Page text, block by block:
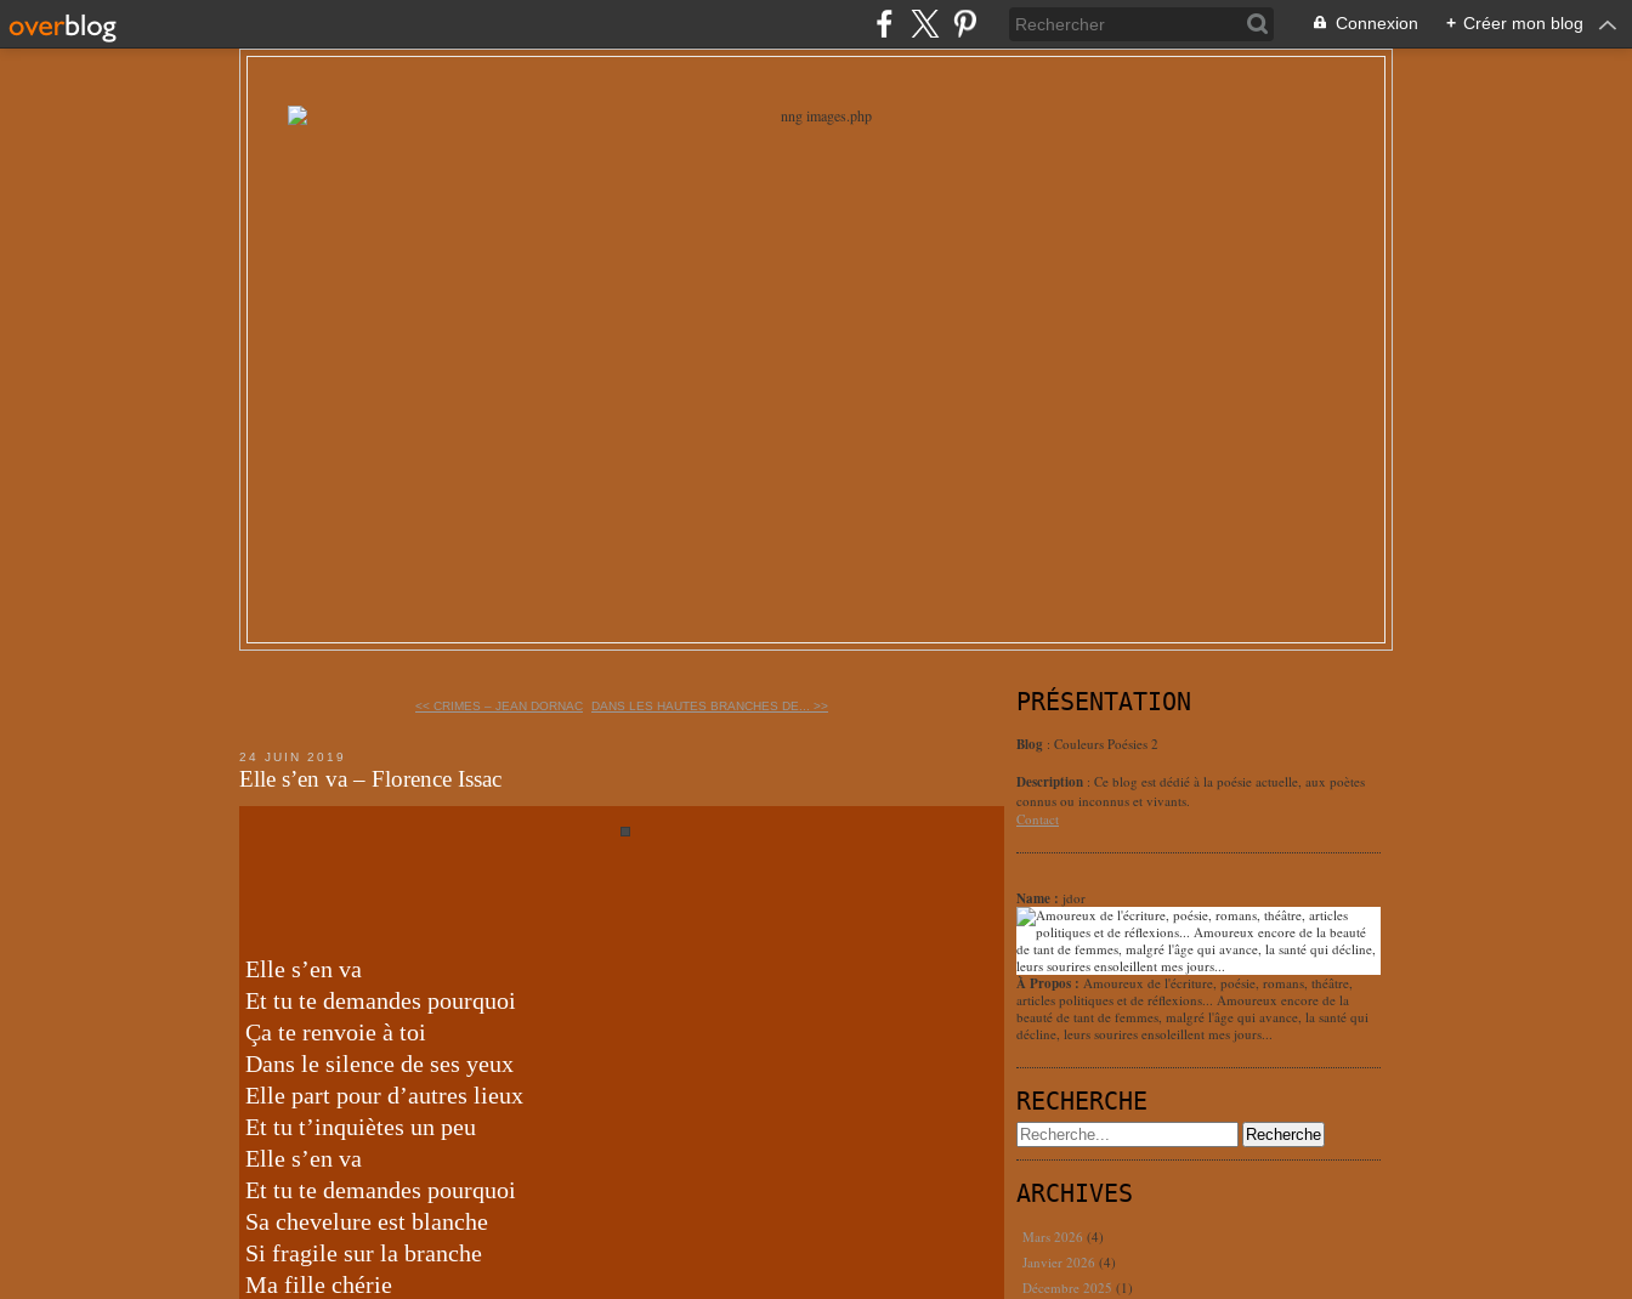
Connexion + Créer mon blog
<< CRIMES – JEAN DORNAC DANS LES HAUTES BRANCHES DE... >>
24 JUIN 2019
Elle s’en va – Florence Issac
Elle s’en va
Et tu te demandes pourquoi
Ça te renvoie à toi
Dans le silence de ses yeux
Elle part pour d’autres lieux
Et tu t’inquiètes un peu
Elle s’en va
Et tu te demandes pourquoi
Sa chevelure est blanche
Si fragile sur la branche
Ma fille chérie
PRÉSENTATION
Blog : Couleurs Poésies 2
Description : Ce blog est dédié à la poésie actuelle, aux poètes
connus ou inconnus et vivants.
Contact
Name : jdor
À Propos : Amoureux de l'écriture, poésie, romans, théâtre,
articles politiques et de réflexions... Amoureux encore de la
beauté de tant de femmes, malgré l'âge qui avance, la santé qui
décline, leurs sourires ensoleillent mes jours...
RECHERCHE
ARCHIVES
Mars 2026 (4)
Janvier 2026 (4)
Décembre 2025 (1)